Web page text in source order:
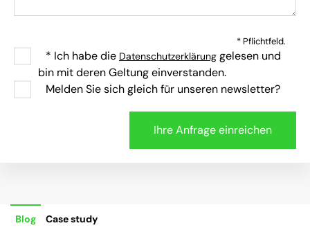
* Pflichtfeld.
* Ich habe die Datenschutzerklärung gelesen und
bin mit deren Geltung einverstanden.
Melden Sie sich gleich für unseren newsletter?
Blog Case study